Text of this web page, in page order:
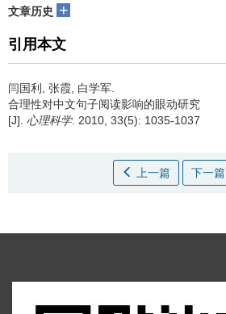
文章历史 +
引用本文
闫国利, 张霞, 白学军.
合理性对中文句子阅读影响的眼动研究
[J]. 心理科学. 2010, 33(5): 1035-1037
上一篇 下一篇